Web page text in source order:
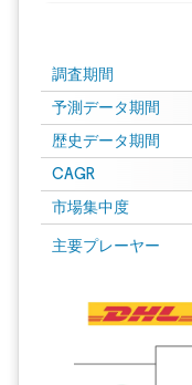
調査期間
予測データ期間
歴史データ期間
CAGR
市場集中度
主要プレーヤー